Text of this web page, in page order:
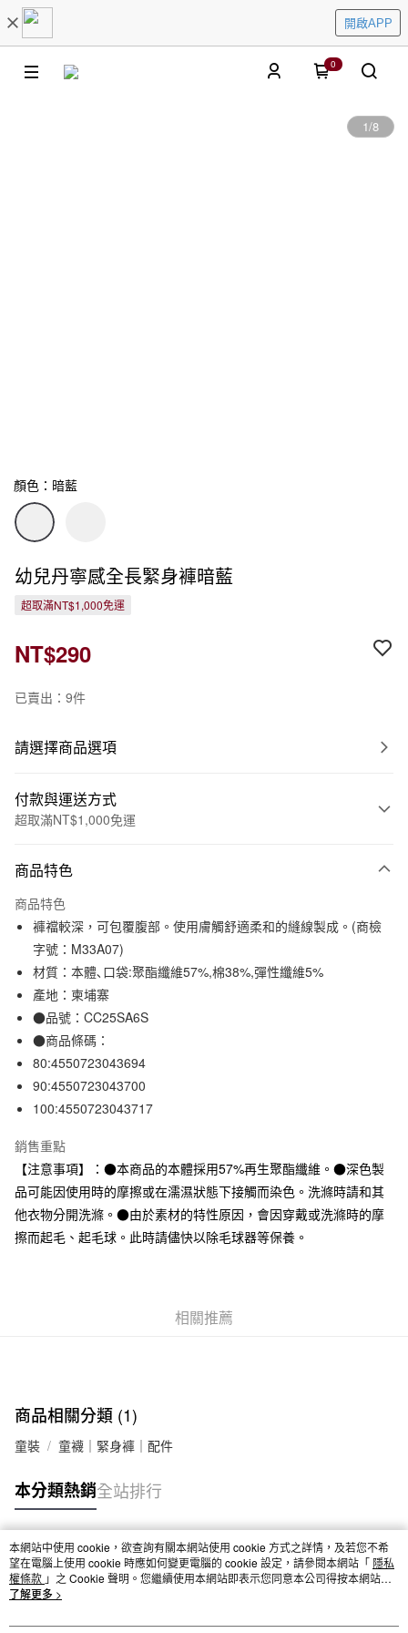
開啟APP
0
1/8
顏色：暗藍
幼兒丹寧感全長緊身褲暗藍
超取滿NT$1,000免運
NT$290
已賣出：9件
請選擇商品選項
付款與運送方式
超取滿NT$1,000免運
信用卡一次付款
信用卡分期付款
3 期 0 利率 每期
合作金庫商業銀行
第一商業銀行
華南商業銀行
上海商業儲蓄銀行
臺灣中小企業銀行
匯豐（台灣）商業銀行
聯邦商業銀行
元大商業銀行
台新國際商業銀行
台灣樂天信用卡公司
超商取貨付款
LINE Pay
Apple Pay
街口支付
悠遊付
運送方式
全家取貨付款
每筆NT$65，滿NT$1,000(含以上)免運費
付款後全家取貨
每筆NT$65，滿NT$1,000(含以上)免運費
宅配
每筆NT$150，滿NT$2,000(含以上)免運費
無印良品門市自取
免運費
商品特色
商品特色
褲襠較深，可包覆腹部。使用膚觸舒適柔和的縫線製成。(商檢
字號：M33A07)
材質：本體､口袋:聚酯纖維57%,棉38%,彈性纖維5%
產地：柬埔寨
●品號：CC25SA6S
●商品條碼：
80:4550723043694
90:4550723043700
100:4550723043717
銷售重點
【注意事項】：●本商品的本體採用57%再生聚酯纖維。●深色製
品可能因使用時的摩擦或在濡濕狀態下接觸而染色。洗滌時請和其
他衣物分開洗滌。●由於素材的特性原因，會因穿戴或洗滌時的摩
擦而起毛、起毛球。此時請儘快以除毛球器等保養。
相關推薦
商品相關分類 (1)
童裝 童襪｜緊身褲｜配件
本分類熱銷全站排行
熱門標籤
本網站中使用 cookie，欲查詢有關本網站使用 cookie 方式之詳情，及若您不希
望在電腦上使用 cookie 時應如何變更電腦的 cookie 設定，請參閱本網站「 隱私
權條款 」之 Cookie 聲明。您繼續使用本網站即表示您同意本公司得按本網站使
用條款之 Cookie 聲明使用 cookie。
了解更多 >